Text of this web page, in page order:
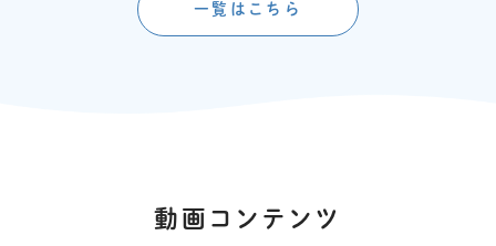
一覧はこちら
動画コンテンツ